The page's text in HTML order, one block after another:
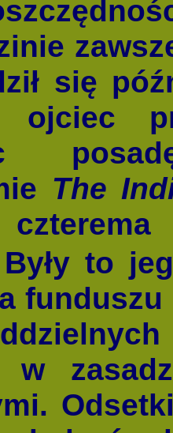
się
The
czterema
to
funduszu
w